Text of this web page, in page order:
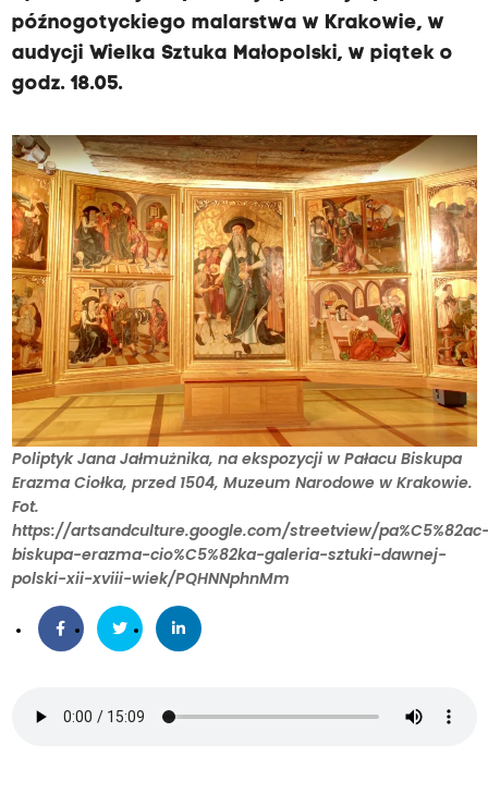
późnogotyckiego malarstwa w Krakowie, w
audycji Wielka Sztuka Małopolski, w piątek o
godz. 18.05.
Poliptyk Jana Jałmużnika, na ekspozycji w Pałacu Biskupa
Erazma Ciołka, przed 1504, Muzeum Narodowe w Krakowie.
Fot.
https://artsandculture.google.com/streetview/
biskupa-erazma-cio%C5%82ka-galeria-sztuki-dawnej-
polski-xii-xviii-wiek/PQHNNphnMm